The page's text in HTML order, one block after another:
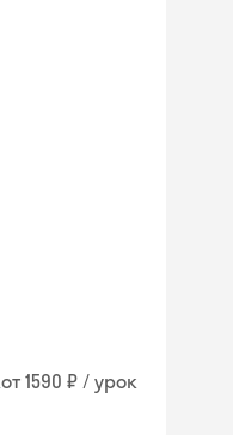
от 1590 ₽ / урок